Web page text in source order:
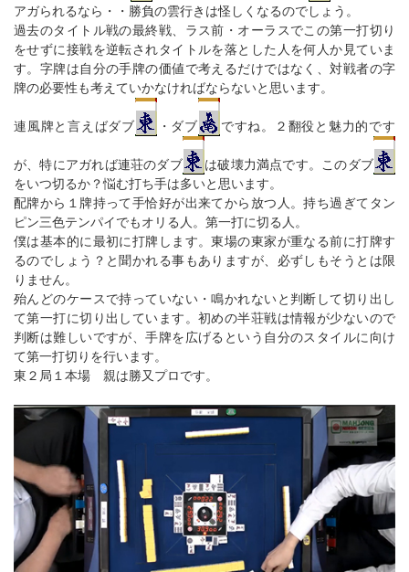
アガられるなら・・勝負の雲行きは怪しくなるのでしょう。
過去のタイトル戦の最終戦、ラス前・オーラスでこの第一打切り
をせずに接戦を逆転されタイトルを落とした人を何人か見ていま
す。字牌は自分の手牌の価値で考えるだけではなく、対戦者の字
牌の必要性も考えていかなければならないと思います。
連風牌と言えばダブ ・ダブ ですね。２翻役と魅力的です
が、特にアガれば連荘のダブ
は破壊力満点です。このダブ
をいつ切るか？悩む打ち手は多いと思います。
配牌から１牌持って手恰好が出来てから放つ人。持ち過ぎてタン
ピン三色テンパイでもオリる人。第一打に切る人。
僕は基本的に最初に打牌します。東場の東家が重なる前に打牌す
るのでしょう？と聞かれる事もありますが、必ずしもそうとは限
りません。
殆んどのケースで持っていない・鳴かれないと判断して切り出し
て第一打に切り出しています。初めの半荘戦は情報が少ないので
判断は難しいですが、手牌を広げるという自分のスタイルに向け
て第一打切りを行います。
東２局１本場 親は勝又プロです。